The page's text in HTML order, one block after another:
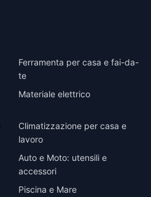
Ferramenta per casa e fai-da-
te
Materiale elettrico
Climatizzazione per casa e
lavoro
Auto e Moto: utensili e
accessori
Piscina e Mare